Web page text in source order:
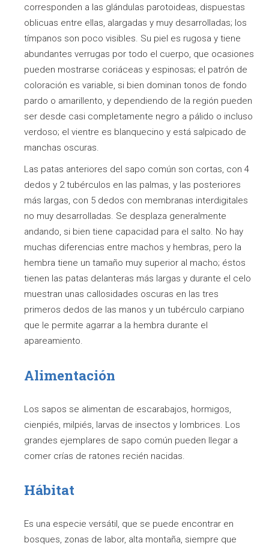
corresponden a las glándulas parotoideas, dispuestas
oblicuas entre ellas, alargadas y muy desarrolladas; los
tímpanos son poco visibles. Su piel es rugosa y tiene
abundantes verrugas por todo el cuerpo, que ocasiones
pueden mostrarse coriáceas y espinosas; el patrón de
coloración es variable, si bien dominan tonos de fondo
pardo o amarillento, y dependiendo de la región pueden
ser desde casi completamente negro a pálido o incluso
verdoso; el vientre es blanquecino y está salpicado de
manchas oscuras.
Las patas anteriores del sapo común son cortas, con 4
dedos y 2 tubérculos en las palmas, y las posteriores
más largas, con 5 dedos con membranas interdigitales
no muy desarrolladas. Se desplaza generalmente
andando, si bien tiene capacidad para el salto. No hay
muchas diferencias entre machos y hembras, pero la
hembra tiene un tamaño muy superior al macho; éstos
tienen las patas delanteras más largas y durante el celo
muestran unas callosidades oscuras en las tres
primeros dedos de las manos y un tubérculo carpiano
que le permite agarrar a la hembra durante el
apareamiento.
Alimentación
Los sapos se alimentan de escarabajos, hormigos,
cienpiés, milpiés, larvas de insectos y lombrices. Los
grandes ejemplares de sapo común pueden llegar a
comer crías de ratones recién nacidas.
Hábitat
Es una especie versátil, que se puede encontrar en
bosques, zonas de labor, alta montaña, siempre que